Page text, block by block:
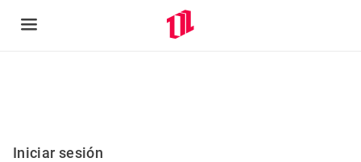
Iniciar sesión